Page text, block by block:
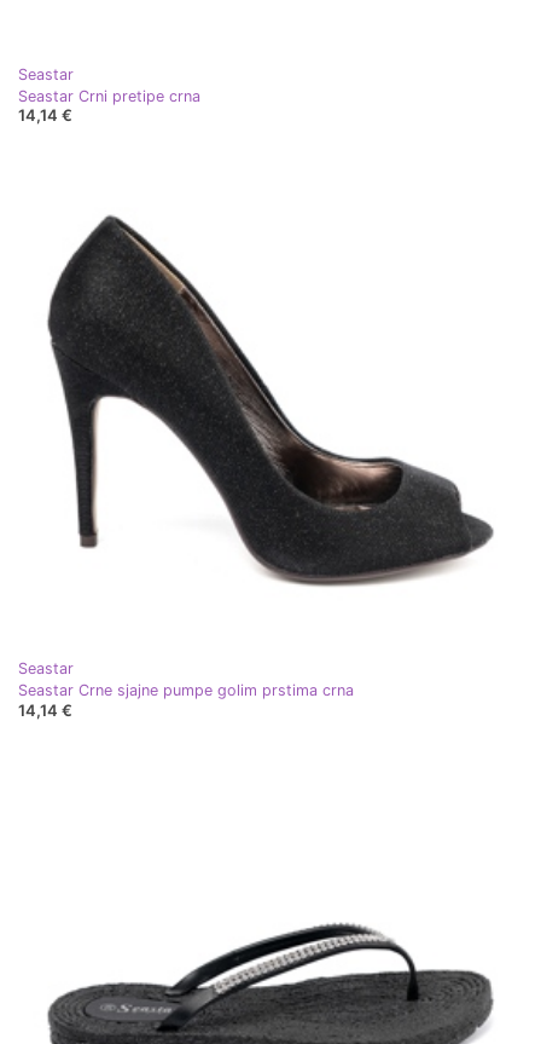
Seastar
Seastar Crni pretipe crna
14,14 €
Seastar
Seastar Crne sjajne pumpe golim prstima crna
14,14 €